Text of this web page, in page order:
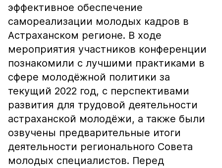
эффективное обеспечение
самореализации молодых кадров в
Астраханском регионе. В ходе
мероприятия участников конференции
познакомили с лучшими практиками в
сфере молодёжной политики за
текущий 2022 год, с перспективами
развития для трудовой деятельности
астраханской молодёжи, а также были
озвучены предварительные итоги
деятельности регионального Совета
молодых специалистов. Перед